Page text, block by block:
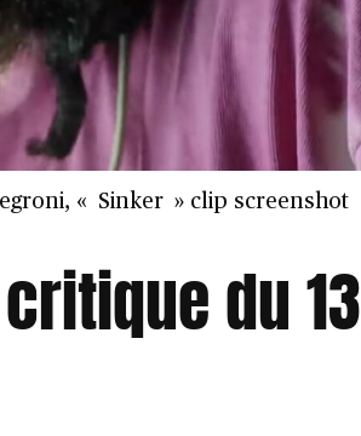
« Sinker » clip screenshot
du 13